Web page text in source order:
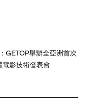
GETOP舉辦全亞洲首次
電影技術發表會